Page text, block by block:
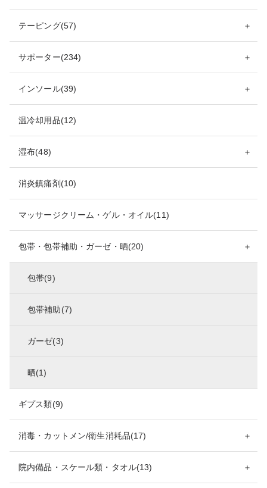
テーピング(57) ＋
サポーター(234) ＋
インソール(39) ＋
温冷却用品(12)
湿布(48) ＋
消炎鎮痛剤(10)
マッサージクリーム・ゲル・オイル(11)
包帯・包帯補助・ガーゼ・晒(20) ＋
包帯(9)
包帯補助(7)
ガーゼ(3)
晒(1)
ギプス類(9)
消毒・カットメン/衛生消耗品(17) ＋
院内備品・スケール類・タオル(13) ＋